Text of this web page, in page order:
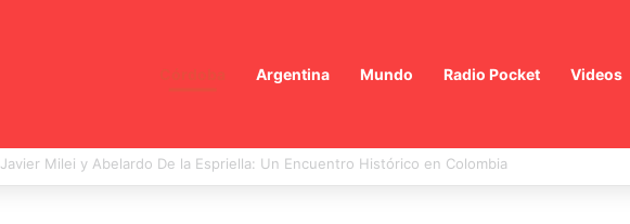
Argentina Mundo Radio Pocket Videos
La revolución de la IA en la creación de virus: un paso hacia la lucha contra bacterias